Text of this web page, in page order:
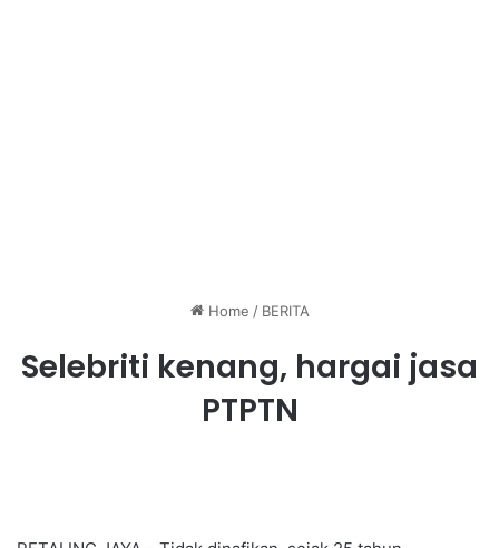
Home / BERITA
Selebriti kenang, hargai jasa
PTPTN